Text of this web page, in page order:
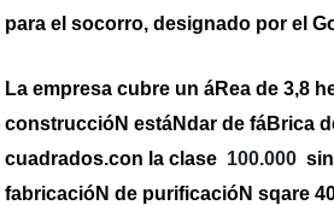
para el socorro, designado por el
La empresa cubre un áRea de 3,8
construccióN estáNdar de fáBrica
cuadrados.con la clase 100.000
fabricacióN de purificacióN sqare